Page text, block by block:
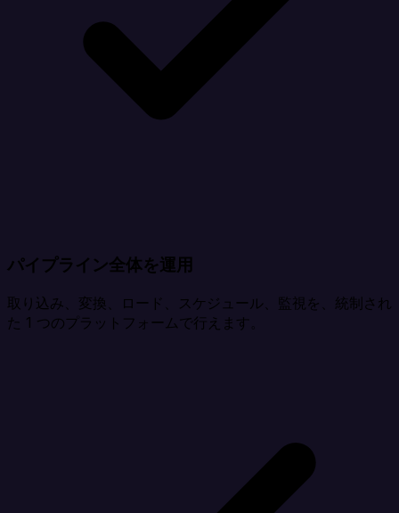
パイプライン全体を運用
取り込み、変換、ロード、スケジュール、監視を、統制され
た 1 つのプラットフォームで行えます。